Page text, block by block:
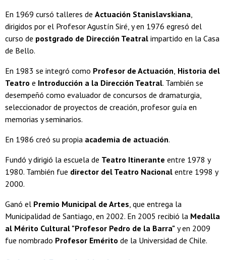
En 1969 cursó talleres de Actuación Stanislavskiana,
dirigidos por el Profesor Agustín Siré, y en 1976 egresó del
curso de postgrado de Dirección Teatral impartido en la Casa
de Bello.
En 1983 se integró como Profesor de Actuación, Historia del
Teatro e Introducción a la Dirección Teatral. También se
desempeñó como evaluador de concursos de dramaturgia,
seleccionador de proyectos de creación, profesor guía en
memorias y seminarios.
En 1986 creó su propia academia de actuación.
Fundó y dirigió la escuela de Teatro Itinerante entre 1978 y
1980. También fue director del Teatro Nacional entre 1998 y
2000.
Ganó el Premio Municipal de Artes, que entrega la
Municipalidad de Santiago, en 2002. En 2005 recibió la Medalla
al Mérito Cultural "Profesor Pedro de la Barra" y en 2009
fue nombrado Profesor Emérito de la Universidad de Chile.